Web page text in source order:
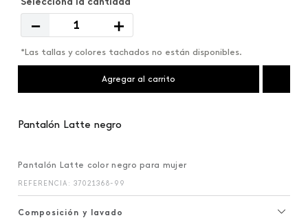
＋
－
*Las tallas y colores tachados no están disponibles.
Agregar al carrito
Pantalón Latte negro
Pantalón Latte color negro para mujer
REFERENCIA : 37021368-99
Composición y lavado